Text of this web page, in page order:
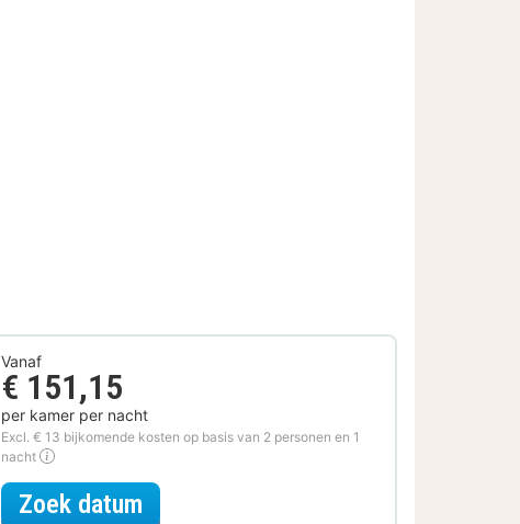
Vanaf
€ 151,15
per kamer per nacht
Excl. € 13 bijkomende kosten op basis van 2 personen en 1
nacht
Zoek datum